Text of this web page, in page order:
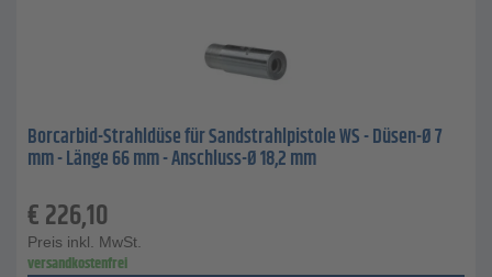
Borcarbid-Strahldüse für Sandstrahlpistole WS - Düsen-Ø 7
mm - Länge 66 mm - Anschluss-Ø 18,2 mm
€226,10
Preis inkl. MwSt.
versandkostenfrei